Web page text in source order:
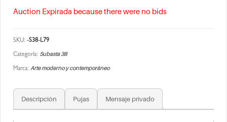
Auction Expirada because there were no bids
SKU: -S38-L79
Categoría: Subasta 38
Marca: Arte moderno y contemporáneo
Descripción Pujas Mensaje privado